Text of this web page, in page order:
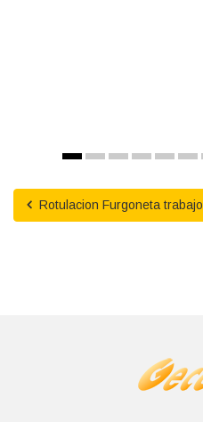
Rotulacion Furgoneta trabajo